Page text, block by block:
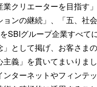
業クリエーターを目指す
ョンの継続」、「五、社
SBIグループ企業すべて
」として掲げ、お客さま
主義」を貫いてまいりま
ンターネットやフィンテ